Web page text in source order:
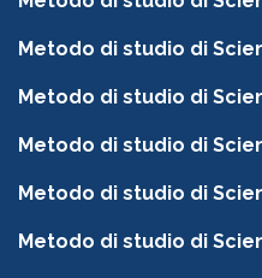
Metodo di studio di
Metodo di studio di
Metodo di studio di
Metodo di studio di
Metodo di studio di